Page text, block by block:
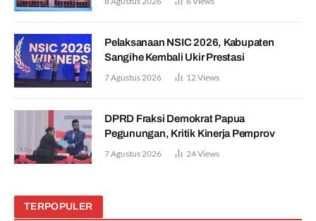
Pelaksanaan NSIC 2026, Kabupaten
Sangihe Kembali Ukir Prestasi
7 Agustus 2026 12Views
DPRD Fraksi Demokrat Papua
Pegunungan, Kritik Kinerja Pemprov
7 Agustus 2026 24Views
TERPOPULER